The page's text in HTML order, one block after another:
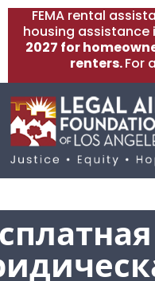
FEMA rental
housing assistance
2027 for
renters.For